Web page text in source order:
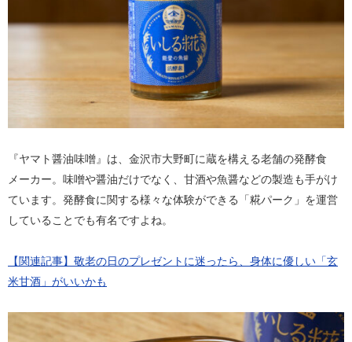
『ヤマト醤油味噌』は、金沢市大野町に蔵を構える老舗の発酵食
メーカー。味噌や醤油だけでなく、甘酒や魚醤などの製造も手がけ
ています。発酵食に関する様々な体験ができる「糀パーク」を運営
していることでも有名ですよね。
【関連記事】敬老の日のプレゼントに迷ったら、身体に優しい「玄
米甘酒」がいいかも